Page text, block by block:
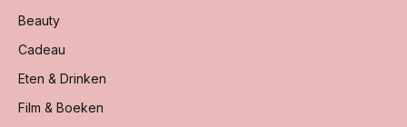
Beauty
Cadeau
Eten & Drinken
Film & Boeken